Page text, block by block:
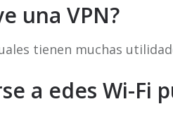
una VPN?
tienen muchas
a edes Wi-Fi